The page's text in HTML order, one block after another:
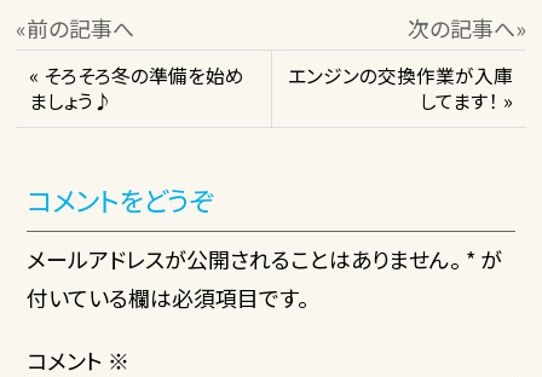
«前の記事へ 次の記事へ»
« そろそろ冬の準備を始め
ましょう♪
エンジンの交換作業が入庫
してます！ »
コメントをどうぞ
メールアドレスが公開されることはありません。 * が
付いている欄は必須項目です。
コメント ※